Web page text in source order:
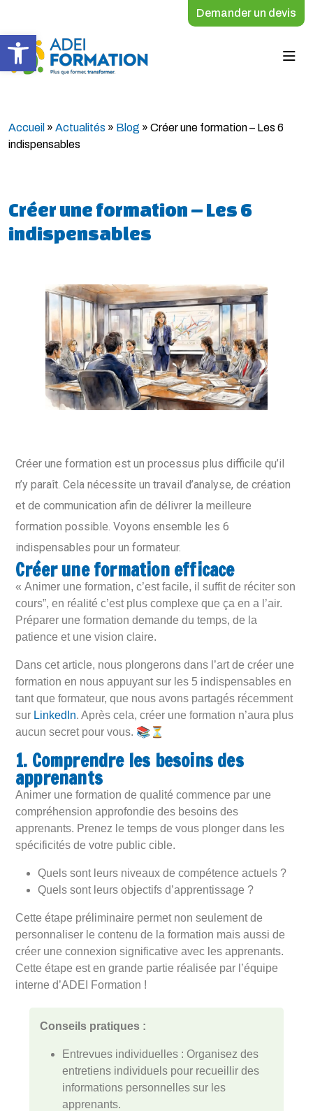
Ouvrir la barre d’outils
Demander un devis
Accueil » Actualités » Blog » Créer une formation – Les 6
indispensables
Créer une formation – Les 6
indispensables
Créer une formation est un processus plus difficile qu’il
n’y paraît. Cela nécessite un travail d’analyse, de création
et de communication afin de délivrer la meilleure
formation possible. Voyons ensemble les 6
indispensables pour un formateur.
Créer une formation efficace
« Animer une formation, c’est facile, il suffit de réciter son
cours”, en réalité c’est plus complexe que ça en a l’air.
Préparer une formation demande du temps, de la
patience et une vision claire.
Dans cet article, nous plongerons dans l’art de créer une
formation en nous appuyant sur les 5 indispensables en
tant que formateur, que nous avons partagés récemment
sur LinkedIn. Après cela, créer une formation n’aura plus
aucun secret pour vous. 📚 ⏳
1. Comprendre les besoins des
apprenants
Animer une formation de qualité commence par une
compréhension approfondie des besoins des
apprenants. Prenez le temps de vous plonger dans les
spécificités de votre public cible.
Quels sont leurs niveaux de compétence actuels ?
Quels sont leurs objectifs d’apprentissage ?
Cette étape préliminaire permet non seulement de
personnaliser le contenu de la formation mais aussi de
créer une connexion significative avec les apprenants.
Cette étape est en grande partie réalisée par l’équipe
interne d’ADEI Formation !
Conseils pratiques :
Entrevues individuelles : Organisez des
entretiens individuels pour recueillir des
informations personnelles sur les
apprenants.